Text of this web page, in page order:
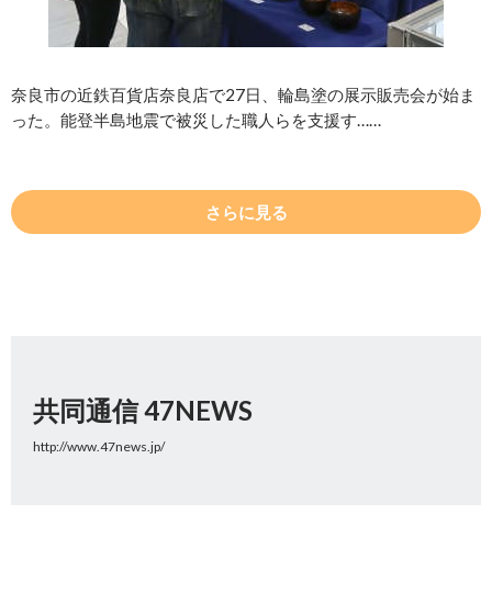
奈良市の近鉄百貨店奈良店で27日、輪島塗の展示販売会が始ま
った。能登半島地震で被災した職人らを支援す……
さらに見る
共同通信 47NEWS
http://www.47news.jp/